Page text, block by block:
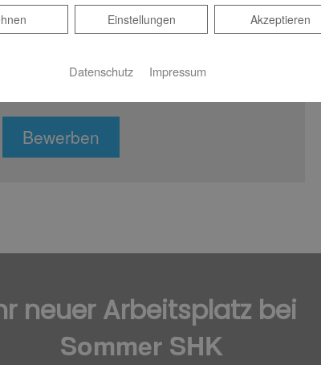
einen unbefristeten Arbeitsvertrag
untenstehende Bewerbungsformular.
Bewerben
neuer Arbeitsplatz bei
Sommer SHK
Akzeptieren
Einstellungen
Datenschutz Impressum